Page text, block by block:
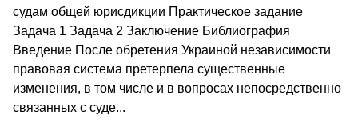
судам общей юрисдикции Практическое задание
Задача 1 Задача 2 Заключение Библиография
Введение После обретения Украиной независимости
правовая систе­ма претерпела существенные
изменения, в том числе и в вопросах непос­редственно
связанных с суде...